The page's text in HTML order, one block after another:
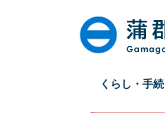
くらし・手続